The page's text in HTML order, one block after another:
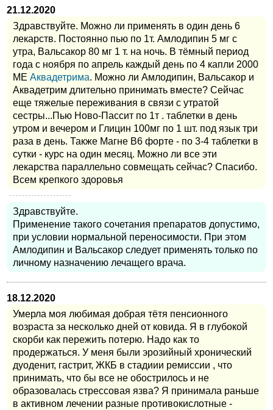
21.12.2020
Здравствуйте. Можно ли применять в один день 6
лекарств. Постоянно пью по 1т. Амлодипин 5 мг с
утра, Вальсакор 80 мг 1 т. на ночь. В тёмный период
года с ноября по апрель каждый день по 4 капли 2000
МЕ Аквадетрима. Можно ли Амлодипин, Вальсакор и
Аквадетрим длительно принимать вместе? Сейчас
еще тяжелые переживания в связи с утратой
сестры...Пью Ново-Пассит по 1т . таблетки в день
утром и вечером и Глицин 100мг по 1 шт. под язык три
раза в день. Также Магне В6 форте - по 3-4 таблетки в
сутки - курс на один месяц. Можно ли все эти
лекарства параллельно совмещать сейчас? Спасибо.
Всем крепкого здоровья
Здравствуйте.
Применение такого сочетания препаратов допустимо,
при условии нормальной переносимости. При этом
Амлодипин и Вальсакор следует применять только по
личному назначению лечащего врача.
18.12.2020
Умерла моя любимая добрая тётя пенсионного
возраста за несколько дней от ковида. Я в глубокой
скорби как пережить потерю. Надо как то
продержаться. У меня были эрозийный хронический
дуоденит, гастрит, ЖКБ в стадиии ремиссии , что
принимать, что бы все не обострилось и не
образовалась стрессовая язва? Я принимала раньше
в активном лечении разные противокислотные -